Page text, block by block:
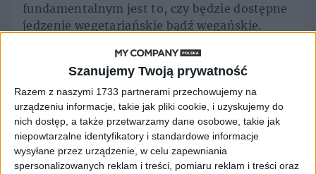
Szanujemy Twoją prywatność
Razem z naszymi 1733 partnerami przechowujemy na
urządzeniu informacje, takie jak pliki cookie, i uzyskujemy do
nich dostęp, a także przetwarzamy dane osobowe, takie jak
niepowtarzalne identyfikatory i standardowe informacje
wysyłane przez urządzenie, w celu zapewniania
spersonalizowanych reklam i treści, pomiaru reklam i treści oraz
fundamentalnym jest to, czy będzie dostępne
jedzenie wegetariańskie bądź wegańskie.
typu potrawami było jak na lekarstwo, dziś
bez problemu znajdziesz w stolicy chociażby
wegańskie sushi czy nawet wegańskie
meksykańskie burrito.
– No tak, preferencje kulinarne bardzo mocno
się zmieniają.